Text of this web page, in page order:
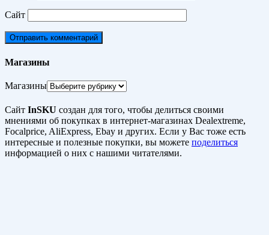
Сайт
Магазины
Магазины
Сайт InSKU создан для того, чтобы делиться своими
мнениями об покупках в интернет-магазинах Dealextreme,
Focalprice, AliExpress, Ebay и других. Если у Вас тоже есть
интересные и полезные покупки, вы можете поделиться
информацией о них с нашими читателями.